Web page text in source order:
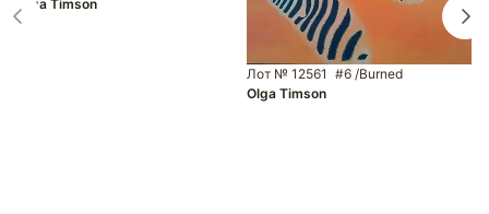
Olga Timson
Лот № 12561 #6 /Burned
Olga Timson